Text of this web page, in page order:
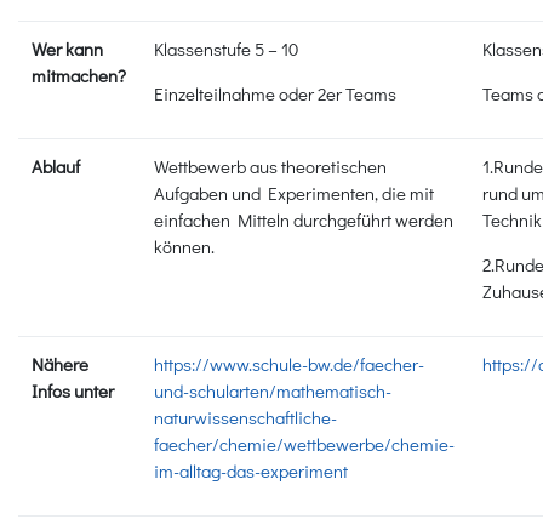
Wer kann
mitmachen?
Klassenstufe 5 – 10
Einzelteilnahme oder 2er Teams
Teams
Ablauf
Wettbewerb aus theoretischen
Aufgaben und Experimenten, die mit
einfachen Mitteln durchgeführt werden
können.
rund
Technik
Nähere
Infos unter
https://www.schule-bw.de/faecher-
und-schularten/mathematisch-
naturwissenschaftliche-
faecher/chemie/wettbewerbe/chemie-
im-alltag-das-experiment
https://